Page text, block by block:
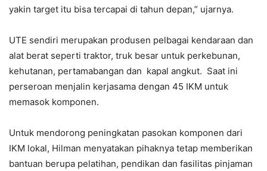
yakin target itu bisa tercapai di tahun depan,” ujarnya.
UTE sendiri merupakan produsen pelbagai kendaraan dan
alat berat seperti traktor, truk besar untuk perkebunan,
kehutanan, pertamabangan dan kapal angkut. Saat ini
perseroan menjalin kerjasama dengan 45 IKM untuk
memasok komponen.
Untuk mendorong peningkatan pasokan komponen dari
IKM lokal, Hilman menyatakan pihaknya tetap memberikan
bantuan berupa pelatihan, pendikan dan fasilitas pinjaman